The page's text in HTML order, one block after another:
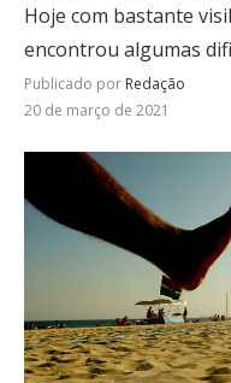
Hoje com bastante
encontrou algumas
Publicado por Redação
20 de março de 2021